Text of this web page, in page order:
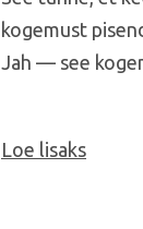
kogemust
Jah — see
Loe lisaks